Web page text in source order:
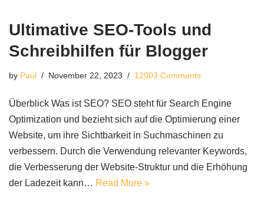
Ultimative SEO-Tools und
Schreibhilfen für Blogger
by Paul November 22, 2023 12003 Comments
Überblick Was ist SEO? SEO steht für Search Engine
Optimization und bezieht sich auf die Optimierung einer
Website, um ihre Sichtbarkeit in Suchmaschinen zu
verbessern. Durch die Verwendung relevanter Keywords,
die Verbesserung der Website-Struktur und die Erhöhung
der Ladezeit kann… Read More »